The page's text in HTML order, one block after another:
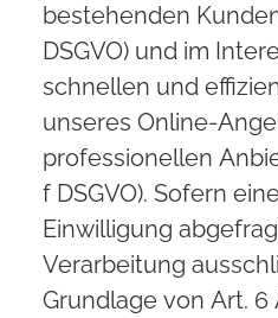
bestehenden
DSGVO) und im
schnellen und
unseres Online-
professionellen
f DSGVO). Sofern
Einwilligung
Verarbeitung
Grundlage von Art. 6